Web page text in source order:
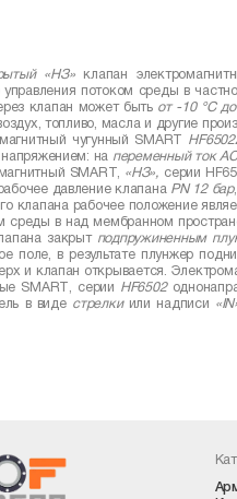
«НЗ»клапан
управления потоком среды в
клапан может быть от -10 °С
топливо, масла и другие
чугунный SMART HF
на переменный ток AC
SMART «НЗ», серии HF
давление клапана PN12 бар
клапана рабочее положение
среды в над мембранном
закрыт подпружиненным
поле, в результате плунжер
и клапан открывается.
SMART , серии HF6502
в виде стрелкиили надписи «IN